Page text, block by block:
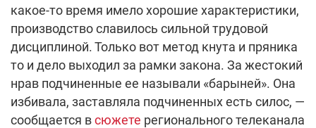
какое-то время имело хорошие характеристики,
производство славилось сильной трудовой
дисциплиной. Только вот метод кнута и пряника
то и дело выходил за рамки закона. За жестокий
нрав подчиненные ее называли «барыней». Она
избивала, заставляла подчиненных есть силос, —
сообщается всюжете регионального телеканала